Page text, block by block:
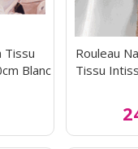
Tissu
Blanc
Rouleau
Tissu